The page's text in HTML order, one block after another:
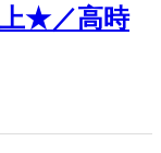
★／高時